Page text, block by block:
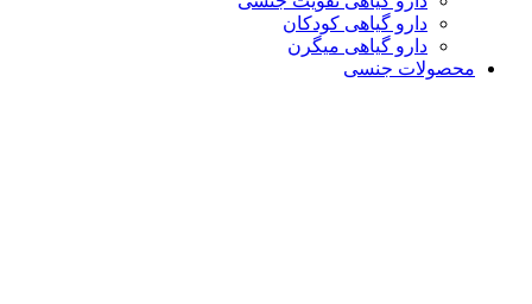
دارو گیاهی کودکان
دارو گیاهی میگرن
محصولات جنسی